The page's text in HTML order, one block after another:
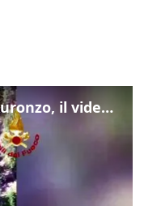
Frana lambisce le case di Auronzo, il video dall'elicottero dei vigili del fuoco